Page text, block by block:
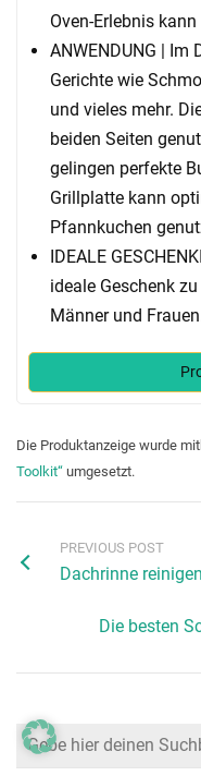
Oven-Erlebnis
ANWENDUNG | Im
Gerichte wie
und vieles mehr.
beiden Seiten
gelingen perfekte
Grillplatte kann
Pfannkuchen
IDEALE
ideale Geschenk
Männer und
Die Produktanzeige wurde
Toolkit“ umgesetzt.
PREVIOUS POST
Dachrinne
Die besten
Search
for: